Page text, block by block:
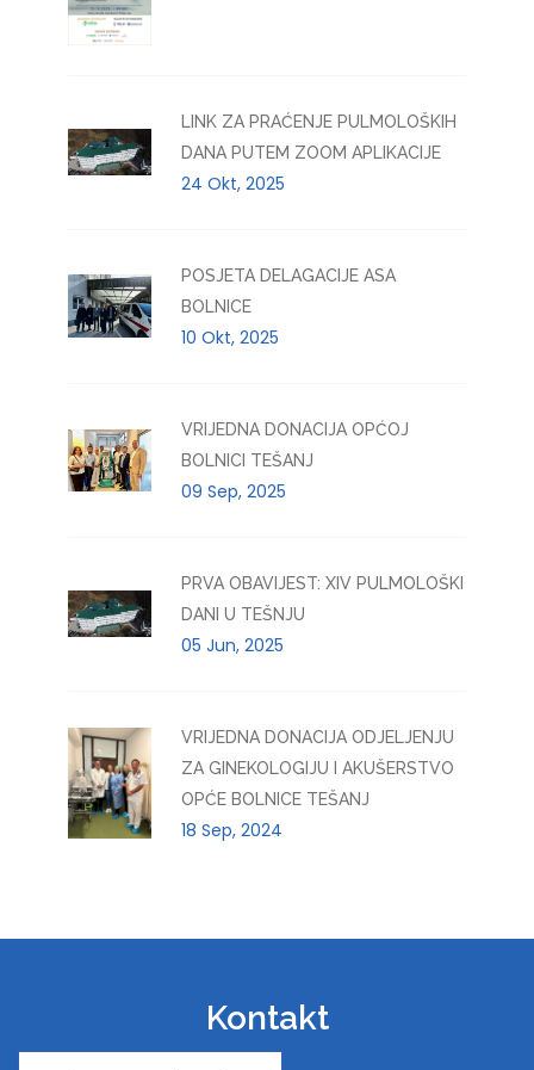
LINK ZA PRAĆENJE PULMOLOŠKIH
DANA PUTEM ZOOM APLIKACIJE
24 Okt, 2025
POSJETA DELAGACIJE ASA
BOLNICE
10 Okt, 2025
VRIJEDNA DONACIJA OPĆOJ
BOLNICI TEŠANJ
09 Sep, 2025
PRVA OBAVIJEST: XIV PULMOLOŠKI
DANI U TEŠNJU
05 Jun, 2025
VRIJEDNA DONACIJA ODJELJENJU
ZA GINEKOLOGIJU I AKUŠERSTVO
OPĆE BOLNICE TEŠANJ
18 Sep, 2024
Kontakt